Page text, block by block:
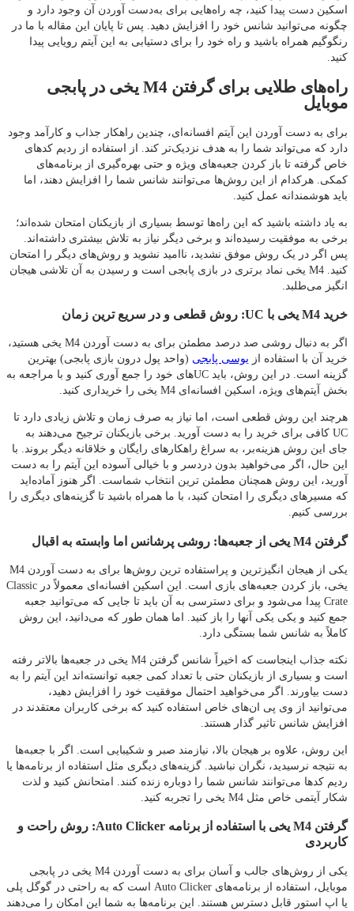
اسکین دست پیدا کنید، چه راه‌هایی برای به‌دست‌ آوردن آن وجود دارد و
چگونه می‌توانید شانس خود را افزایش دهید. پس تا پایان این مقاله با ما در
رنگوگیم همراه باشید و راه خود را برای دستیابی به این آیتم رویایی پیدا
کنید.
راه‌های طلایی برای گرفتن M4 یخی در پابجی
موبایل
برای به دست آوردن این آیتم افسانه‌ای، چندین راهکار جذاب و کارآمد وجود
دارد که می‌تواند شما را به هدف نزدیک‌تر کند. از استفاده از ردیم کدهای
خاص گرفته تا باز کردن جعبه‌های ویژه و حتی بهره‌گیری از برنامه‌های
کمکی. هرکدام از این روش‌ها می‌توانند شانس شما را افزایش دهند، اما
باید هوشمندانه عمل کنید.
به یاد داشته باشید که این راه‌ها توسط بسیاری از بازیکنان امتحان شده‌اند؛
برخی به موفقیت رسیده‌اند و برخی دیگر نیاز به تلاش بیشتری داشته‌اند.
پس اگر در یک روش موفق نشدید، ناامید نشوید و روش‌های دیگر را امتحان
کنید. M4 یخی نماد برتری در بازی پابجی است و رسیدن به آن تلاشی هیجان‌
انگیز می‌طلبد.
خرید M4 یخی با UC: روش قطعی و در سریع ترین زمان
اگر به دنبال روشی صد درصد مطمئن برای به دست آوردن M4 یخی هستید،
خرید آن با استفاده از یوسی پابجی (واحد پول درون بازی پابجی) بهترین
گزینه است. در این روش، باید UC‌های خود را جمع‌ آوری کنید و با مراجعه به
بخش آیتم‌های ویژه، اسکین افسانه‌ای M4 یخی را خریداری کنید.
هرچند این روش قطعی است، اما نیاز به صرف زمان و تلاش زیادی دارد تا
UC کافی برای خرید را به دست آورید. برخی بازیکنان ترجیح می‌دهند به
جای این روش هزینه‌بر، به سراغ راهکارهای رایگان و خلاقانه دیگر بروند. با
این حال، اگر می‌خواهید بدون دردسر و با خیالی آسوده این آیتم را به دست
آورید، این روش همچنان مطمئن‌ ترین انتخاب شماست. اگر هنوز آماده‌اید
که مسیرهای دیگری را امتحان کنید، با ما همراه باشید تا گزینه‌های دیگری را
بررسی کنیم.
گرفتن M4 یخی از جعبه‌ها: روشی پرشانس اما وابسته به اقبال
یکی از هیجان‌ انگیزترین و پراستفاده‌ ترین روش‌ها برای به دست آوردن M4
یخی، باز کردن جعبه‌های بازی است. این اسکین افسانه‌ای معمولاً در Classic
Crate پیدا می‌شود و برای دسترسی به آن باید تا جایی که می‌توانید جعبه
جمع کنید و یکی یکی آنها را باز کنید. اما همان‌ طور که می‌دانید، این روش
کاملاً به شانس شما بستگی دارد.
نکته جذاب اینجاست که اخیراً شانس گرفتن M4 یخی در جعبه‌ها بالاتر رفته
است و بسیاری از بازیکنان حتی با تعداد کمی جعبه توانسته‌اند این آیتم را به
دست بیاورند. اگر می‌خواهید احتمال موفقیت خود را افزایش دهید،
می‌توانید از وی‌ پی‌ ان‌های خاص استفاده کنید که برخی کاربران معتقدند در
افزایش شانس تاثیر گذار هستند.
این روش، علاوه بر هیجان بالا، نیازمند صبر و شکیبایی است. اگر با جعبه‌ها
به نتیجه نرسیدید، نگران نباشید. گزینه‌های دیگری مثل استفاده از برنامه‌ها یا
ردیم کدها می‌توانند شانس شما را دوباره زنده کنند. امتحانش کنید و لذت
شکار آیتمی خاص مثل M4 یخی را تجربه کنید.
گرفتن M4 یخی با استفاده از برنامه Auto Clicker: روش راحت و
کاربردی
یکی از روش‌های جالب و آسان برای به دست آوردن M4 یخی در پابجی
موبایل، استفاده از برنامه‌های Auto Clicker است که به راحتی در گوگل پلی
یا اپ استور قابل دسترس هستند. این برنامه‌ها به شما این امکان را می‌دهند